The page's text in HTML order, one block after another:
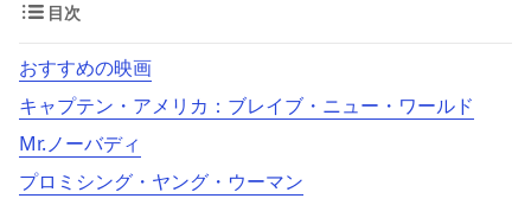
目次
おすすめの映画
キャプテン・アメリカ：ブレイブ・ニュー・ワールド
Mr.ノーバディ
プロミシング・ヤング・ウーマン